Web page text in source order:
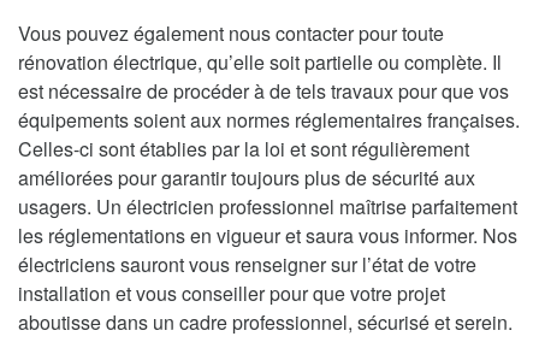
Vous pouvez également nous contacter pour toute
rénovation électrique, qu’elle soit partielle ou complète. Il
est nécessaire de procéder à de tels travaux pour que vos
équipements soient aux normes réglementaires françaises.
Celles-ci sont établies par la loi et sont régulièrement
améliorées pour garantir toujours plus de sécurité aux
usagers. Un électricien professionnel maîtrise parfaitement
les réglementations en vigueur et saura vous informer. Nos
électriciens sauront vous renseigner sur l’état de votre
installation et vous conseiller pour que votre projet
aboutisse dans un cadre professionnel, sécurisé et serein.